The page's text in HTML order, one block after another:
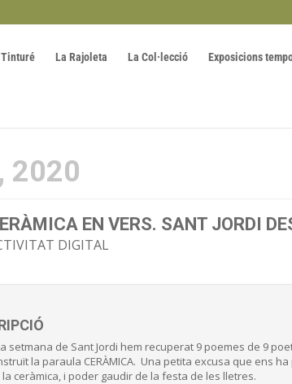
Tinturé La Rajoleta La Col·lecció Exposicions
2020
EN VERS. SANT JORDI
DIGITAL
setmana de Sant Jordi hem recuperat 9 poemes de 9
la paraula CERÀMICA. Una petita excusa que ens
ceràmica, i poder gaudir de la festa de les lletres.